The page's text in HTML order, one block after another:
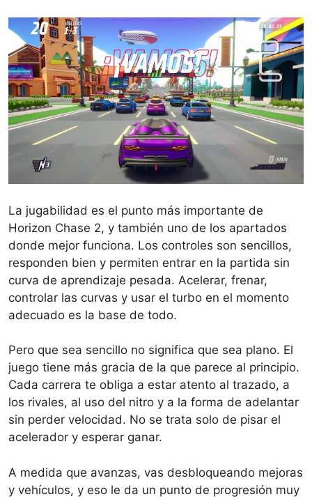
La jugabilidad es el punto más importante de
Horizon Chase 2, y también uno de los apartados
donde mejor funciona. Los controles son sencillos,
responden bien y permiten entrar en la partida sin
curva de aprendizaje pesada. Acelerar, frenar,
controlar las curvas y usar el turbo en el momento
adecuado es la base de todo.
Pero que sea sencillo no significa que sea plano. El
juego tiene más gracia de la que parece al principio.
Cada carrera te obliga a estar atento al trazado, a
los rivales, al uso del nitro y a la forma de adelantar
sin perder velocidad. No se trata solo de pisar el
acelerador y esperar ganar.
A medida que avanzas, vas desbloqueando mejoras
y vehículos, y eso le da un punto de progresión muy